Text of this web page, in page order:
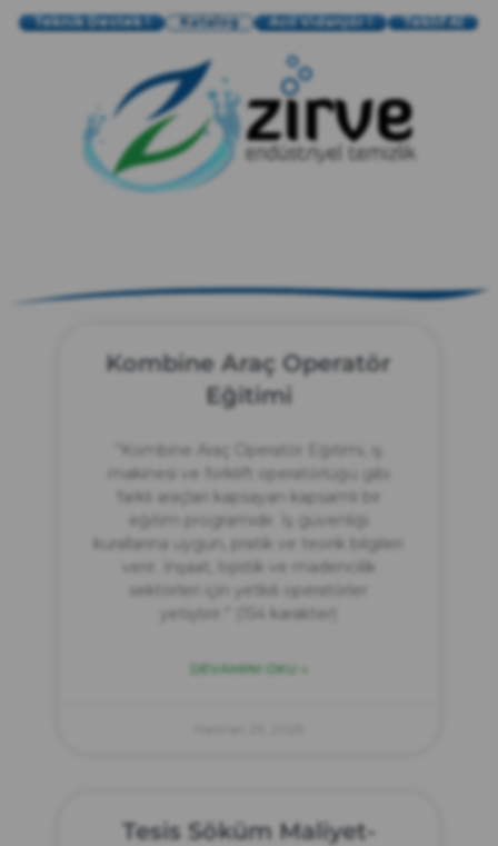
Teknik Destek ! Katalog Acil Vidanjör ! Teklif Al
Kombine Araç Operatör
Eğitimi
“Kombine Araç Operatör Eğitimi, iş
makinesi ve forklift operatörlüğü gibi
farklı araçları kapsayan kapsamlı bir
eğitim programıdır. İş güvenliği
kurallarına uygun, pratik ve teorik bilgileri
verir. İnşaat, lojistik ve madencilik
sektörleri için yetkili operatörler
yetiştirir.” (154 karakter)
DEVAMINI OKU »
Tesis Söküm Maliyet-